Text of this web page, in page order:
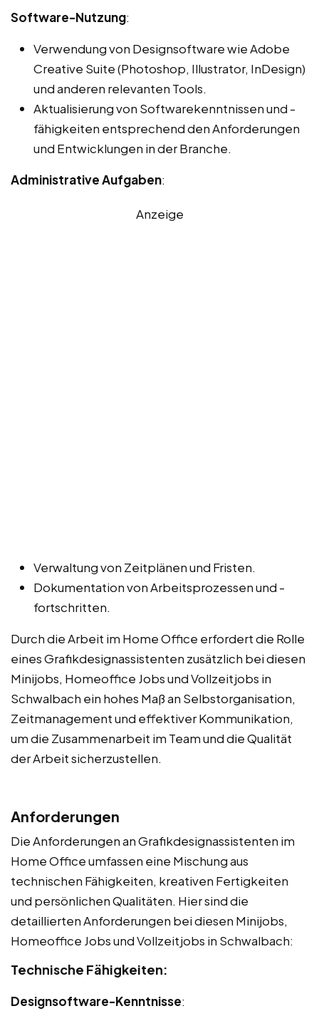
Software-Nutzung:
Verwendung von Designsoftware wie Adobe
Creative Suite (Photoshop, Illustrator, InDesign)
und anderen relevanten Tools.
Aktualisierung von Softwarekenntnissen und -
fähigkeiten entsprechend den Anforderungen
und Entwicklungen in der Branche.
Administrative Aufgaben:
Anzeige
Verwaltung von Zeitplänen und Fristen.
Dokumentation von Arbeitsprozessen und -
fortschritten.
Durch die Arbeit im Home Office erfordert die Rolle
eines Grafikdesignassistenten zusätzlich bei diesen
Minijobs, Homeoffice Jobs und Vollzeitjobs in
Schwalbach ein hohes Maß an Selbstorganisation,
Zeitmanagement und effektiver Kommunikation,
um die Zusammenarbeit im Team und die Qualität
der Arbeit sicherzustellen.
Anforderungen
Die Anforderungen an Grafikdesignassistenten im
Home Office umfassen eine Mischung aus
technischen Fähigkeiten, kreativen Fertigkeiten
und persönlichen Qualitäten. Hier sind die
detaillierten Anforderungen bei diesen Minijobs,
Homeoffice Jobs und Vollzeitjobs in Schwalbach:
Technische Fähigkeiten:
Designsoftware-Kenntnisse: